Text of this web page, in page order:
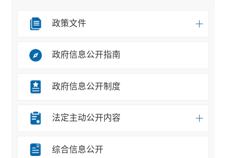
政策文件
政府信息公开指南
政府信息公开制度
法定主动公开内容
综合信息公开